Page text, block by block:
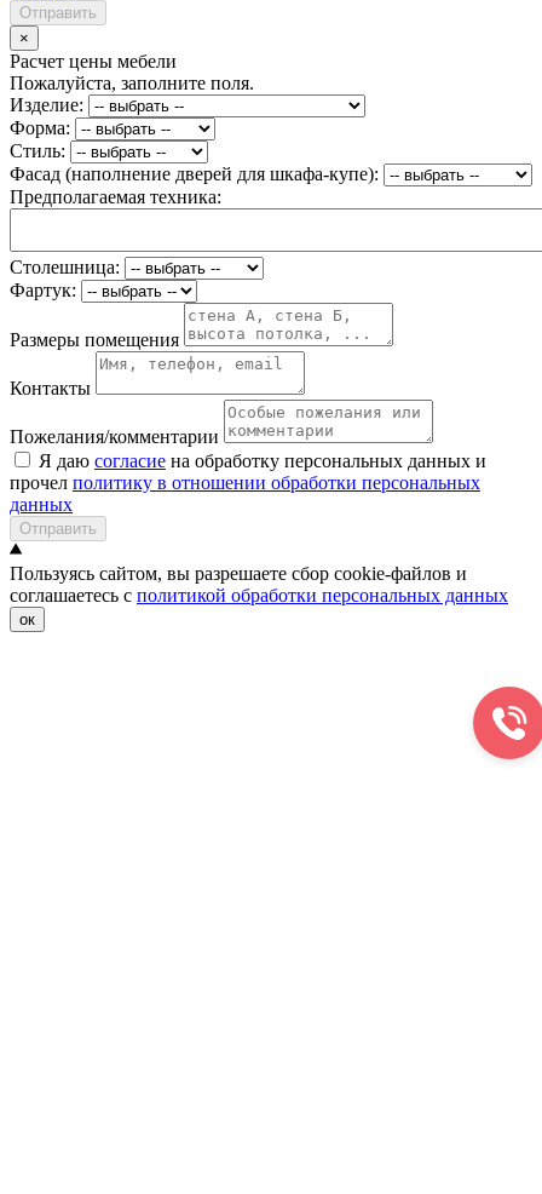
Отправить
×
Расчет цены мебели
Пожалуйста, заполните поля.
Изделие:
Форма:
Стиль:
Фасад (наполнение дверей для шкафа-купе):
Предполагаемая техника:
Столешница:
Фартук:
Размеры помещения
Контакты
Пожелания/комментарии
Я даю согласие на обработку персональных данных и
прочел политику в отношении обработки персональных
данных
Отправить
Пользуясь сайтом, вы разрешаете сбор cookie-файлов и
соглашаетесь с политикой обработки персональных данных
ок